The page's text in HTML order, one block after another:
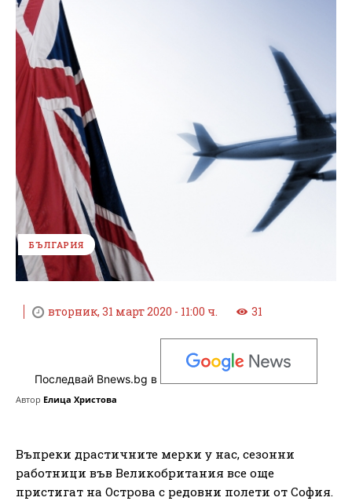
БЪЛГАРИЯ
вторник, 31 март 2020 - 11:00 ч. 31
Последвай Bnews.bg в
Автор Елица Христова
Въпреки драстичните мерки у нас, сезонни
работници във Великобритания все още
пристигат на Острова с редовни полети от София.